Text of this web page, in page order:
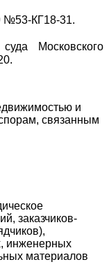
№53-КГ18-31.
Московского
и
связанным
заказчиков-
инженерных
материалов